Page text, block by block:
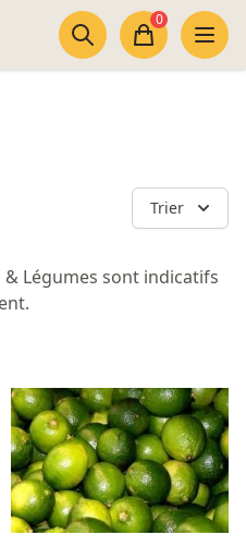
Panier
0
Trier
Légumes sont indicatifs